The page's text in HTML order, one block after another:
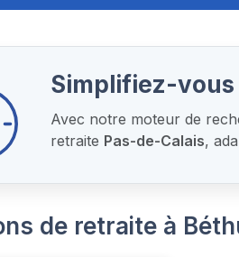
Simplifiez-vous
Avec notre moteur de
retraite Pas-de-Calais,
de retraite à